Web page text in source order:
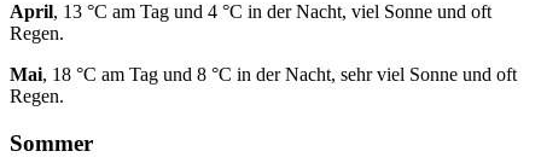
April, 13 °C am Tag und 4 °C in der Nacht, viel Sonne und oft
Regen.
Mai, 18 °C am Tag und 8 °C in der Nacht, sehr viel Sonne und oft
Regen.
Sommer